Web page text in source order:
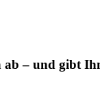
– und gibt